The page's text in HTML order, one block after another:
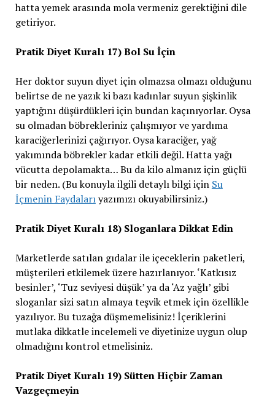
hatta yemek arasında mola vermeniz gerektiğini dile
getiriyor.
Pratik Diyet Kuralı 17) Bol Su İçin
Her doktor suyun diyet için olmazsa olmazı olduğunu
belirtse de ne yazık ki bazı kadınlar suyun şişkinlik
yaptığını düşürdükleri için bundan kaçınıyorlar. Oysa
su olmadan böbrekleriniz çalışmıyor ve yardıma
karaciğerlerinizi çağırıyor. Oysa karaciğer, yağ
yakımında böbrekler kadar etkili değil. Hatta yağı
vücutta depolamakta… Bu da kilo almanız için güçlü
bir neden. (Bu konuyla ilgili detaylı bilgi için Su
İçmenin Faydalarıyazımızı okuyabilirsiniz.)
Pratik Diyet Kuralı 18) Sloganlara Dikkat Edin
Marketlerde satılan gıdalar ile içeceklerin paketleri,
müşterileri etkilemek üzere hazırlanıyor. ‘Katkısız
besinler’, ‘Tuz seviyesi düşük’ ya da ‘Az yağlı’ gibi
sloganlar sizi satın almaya teşvik etmek için özellikle
yazılıyor. Bu tuzağa düşmemelisiniz! İçeriklerini
mutlaka dikkatle incelemeli ve diyetinize uygun olup
olmadığını kontrol etmelisiniz.
Pratik Diyet Kuralı 19) Sütten Hiçbir Zaman
Vazgeçmeyin